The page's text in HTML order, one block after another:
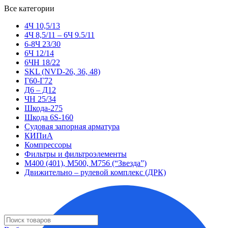
Все категории
4Ч 10,5/13
4Ч 8,5/11 – 6Ч 9.5/11
6-8Ч 23/30
6Ч 12/14
6ЧН 18/22
SKL (NVD-26, 36, 48)
Г60-Г72
Д6 – Д12
ЧН 25/34
Шкода-275
Шкода 6S-160
Судовая запорная арматура
КИПиА
Компрессоры
Фильтры и фильтроэлементы
М400 (401), М500, М756 (“Звезда”)
Движительно – рулевой комплекс (ДРК)